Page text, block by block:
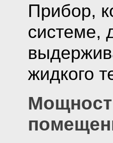
Прибор,
системе,
жидкого